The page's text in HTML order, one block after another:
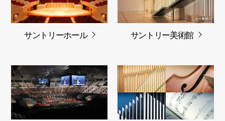
サントリーホール サントリー美術館